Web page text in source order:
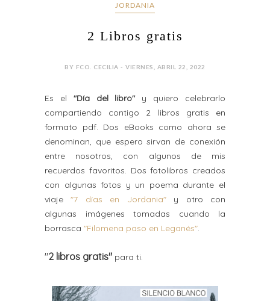
JORDANIA
2 Libros gratis
BY FCO. CECILIA - VIERNES, ABRIL 22, 2022
Es el "Día del libro"y quiero celebrarlo
compartiendo contigo 2 libros gratis en
formato pdf. Dos eBooks como ahora se
denominan, que espero sirvan de conexión
entre nosotros, con algunos de mis
recuerdos favoritos. Dos fotolibros creados
con algunas fotos y un poema durante el
viaje"7 días en Jordania"y otro con
algunas imágenes tomadas cuando la
borrasca "Filomena paso en Leganés".
"2 libros gratis" para ti.